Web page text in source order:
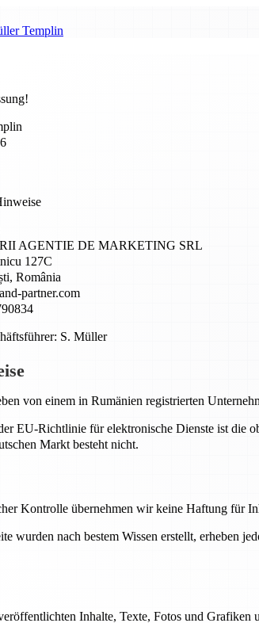
Templin
AGENTIE DE MARKETING SRL
127C
România
partner.com
S. Müller
von einem in Rumänien registrierten
EU-Richtlinie für elektronische Dienste ist die
Markt besteht nicht.
Kontrolle übernehmen wir keine Haftung für
wurden nach bestem Wissen erstellt, erheben
Inhalte, Texte, Fotos und